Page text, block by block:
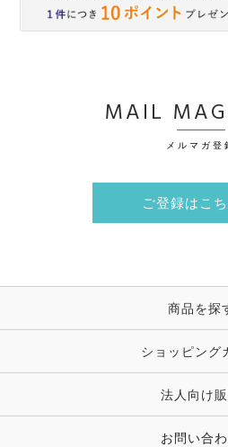
MAIL
メルマガ登
ご登録はこ
商品を探
ショッピング
法人向け
お問い合